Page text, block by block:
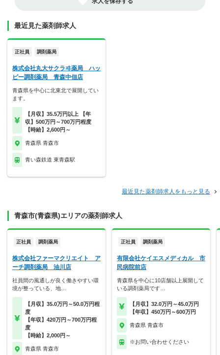
最近見た薬剤師求人
正社員 調剤薬局
株式会社丸大サクラヰ薬局 ハッ
ピー調剤薬局 青森中佃店
青森県を中心に北東北で展開してい
ます。
【月収】35.5万円以上 【年
収】500万円～700万円程度
【時給】2,600円～
青森県 青森市
青い森鉄道 東青森駅
最近見た薬剤師求人をもっと見る
青森市(青森県)エリアの薬剤師求人
正社員 調剤薬局
株式会社ファーマクリエイト ア
ーチ調剤薬局 油川店
社員間の風通しが良く働きやすい環
境が整っている、地…
【月収】35.0万円～50.0万円程
度
【年収】420万円～700万円程
度
【時給】2,000円～
青森県 青森市
正社員 調剤薬局
有限会社ケイエスメディカル 市
民病院前店
青森県を中心に10店舗以上展開して
いる調剤薬局です…
【月収】32.0万円～45.0万円
【年収】450万円～600万円
青森県 青森市
※お問い合わせください